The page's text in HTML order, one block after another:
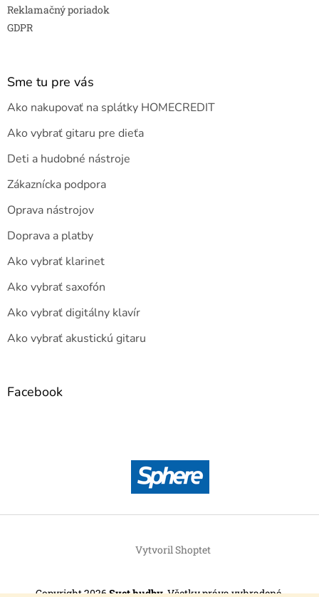
Reklamačný poriadok
GDPR
Sme tu pre vás
Ako nakupovať na splátky HOMECREDIT
Ako vybrať gitaru pre dieťa
Deti a hudobné nástroje
Zákaznícka podpora
Oprava nástrojov
Doprava a platby
Ako vybrať klarinet
Ako vybrať saxofón
Ako vybrať digitálny klavír
Ako vybrať akustickú gitaru
Facebook
Vytvoril Shoptet
Copyright 2026Svet hudby. Všetky práva vyhradené.